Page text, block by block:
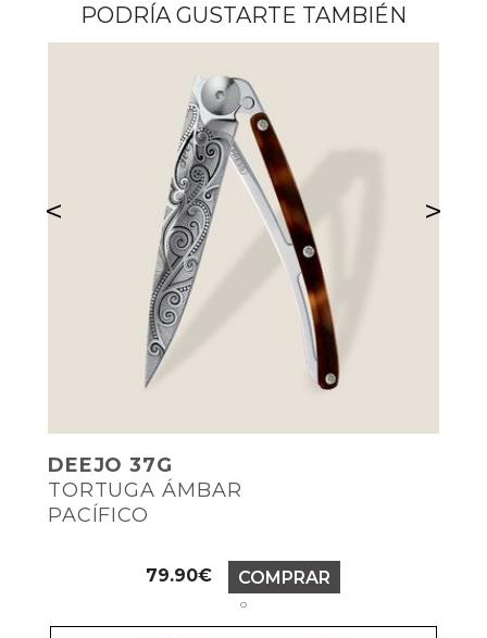
PODRÍA GUSTARTE TAMBIÉN
DEEJO 37G
TORTUGA ÁMBAR
PACÍFICO
Precio
79.90€ COMPRAR
o
< >